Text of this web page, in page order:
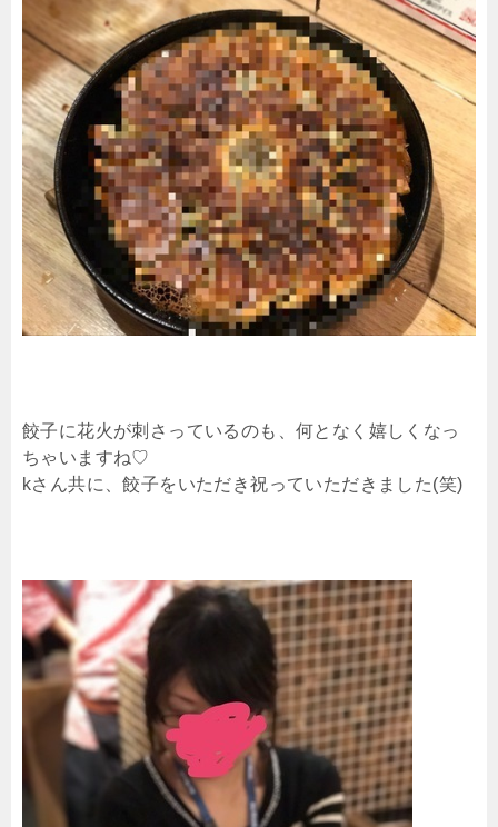
餃子に花火が刺さっているのも、何となく嬉しくなっ
ちゃいますね♡
kさん共に、餃子をいただき祝っていただきました(笑)